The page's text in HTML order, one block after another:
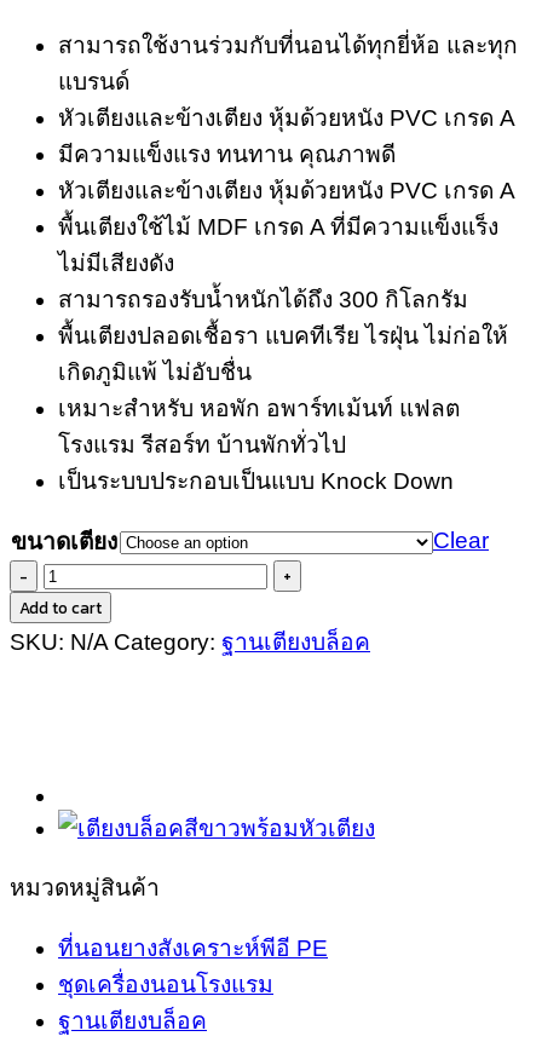
สามารถใช้งานร่วมกับที่นอนได้ทุกยี่ห้อ และทุก
แบรนด์
หัวเตียงและข้างเตียง หุ้มด้วยหนัง PVC เกรด A
มีความแข็งแรง ทนทาน คุณภาพดี
หัวเตียงและข้างเตียง หุ้มด้วยหนัง PVC เกรด A
พื้นเตียงใช้ไม้ MDF เกรด A ที่มีความแข็งแร็ง
ไม่มีเสียงดัง
สามารถรองรับน้ำหนักได้ถึง 300 กิโลกรัม
พื้นเตียงปลอดเชื้อรา แบคทีเรีย ไรฝุ่น ไม่ก่อให้
เกิดภูมิแพ้ ไม่อับชื่น
เหมาะสำหรับ หอพัก อพาร์ทเม้นท์ แฟลต
โรงแรม รีสอร์ท บ้านพักทั่วไป
เป็นระบบประกอบเป็นแบบ Knock Down
ขนาดเตียง
Clear
ฐาน
เตียง
บล็อค
มี
ขา
ขนาด
ฟุต
Add to cart
SKU: N/A Category: ฐานเตียงบล็อค
หมวดหมู่สินค้า
ที่นอนยางสังเคราะห์พีอี PE
ชุดเครื่องนอนโรงแรม
ฐานเตียงบล็อค